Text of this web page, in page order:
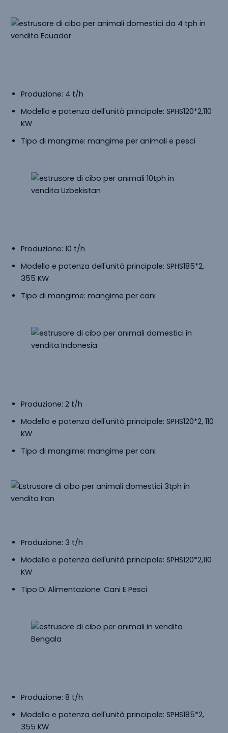
Produzione: 4 t/h
Modello e potenza dell'unità principale: SPHS120*2,110
KW
Tipo di mangime: mangime per animali e pesci
Produzione: 10 t/h
Modello e potenza dell'unità principale: SPHS185*2,
355 KW
Tipo di mangime: mangime per cani
Produzione: 2 t/h
Modello e potenza dell'unità principale: SPHS120*2, 110
KW
Tipo di mangime: mangime per cani
Produzione: 3 t/h
Modello e potenza dell'unità principale: SPHS120*2,110
KW
Tipo Di Alimentazione: Cani E Pesci
Produzione: 8 t/h
Modello e potenza dell'unità principale: SPHS185*2,
355 KW